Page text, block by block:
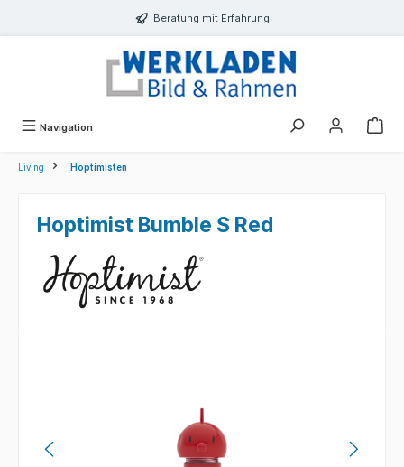
Beratung mit Erfahrung
Navigation
Living Hoptimisten
Hoptimist Bumble S Red